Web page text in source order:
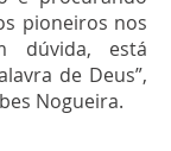
pioneiros nos
dúvida, está
de Deus”,
Nogueira.